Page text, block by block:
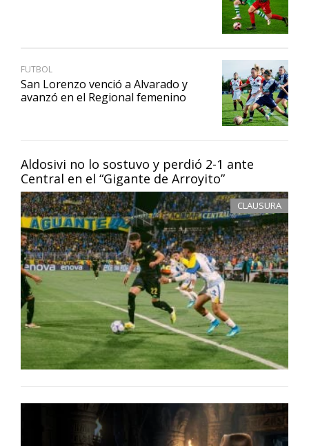
Aldosivi no lo sostuvo y perdió 2-1 ante
Central en el “Gigante de Arroyito”
CLAUSURA
FUTBOL
San Lorenzo venció a Alvarado y
avanzó en el Regional femenino